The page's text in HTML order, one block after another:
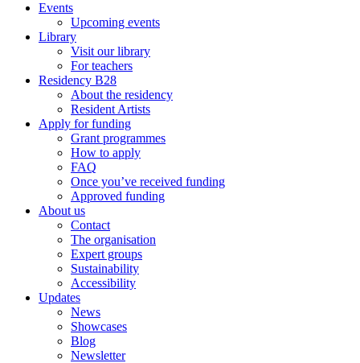
Events
Upcoming events
Library
Visit our library
For teachers
Residency B28
About the residency
Resident Artists
Apply for funding
Grant programmes
How to apply
FAQ
Once you’ve received funding
Approved funding
About us
Contact
The organisation
Expert groups
Sustainability
Accessibility
Updates
News
Showcases
Blog
Newsletter